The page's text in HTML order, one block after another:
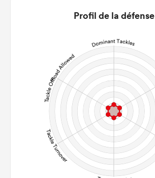
22m Conversion
Carries
Kicks
Post Contact Meters
Profil de la défense